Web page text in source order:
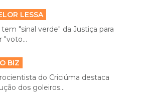
LESSA
tem "sinal verde" da Justiça para
"voto...
BIZ
do Criciúma destaca
dos goleiros...